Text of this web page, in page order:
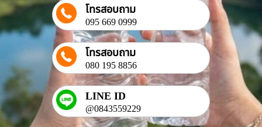
โทรสอบถาม
095 669 0999
โทรสอบถาม
080 195 8856
LINE ID
@0843559229